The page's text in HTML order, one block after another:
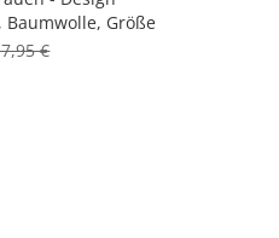
Baumwolle, Größe
€